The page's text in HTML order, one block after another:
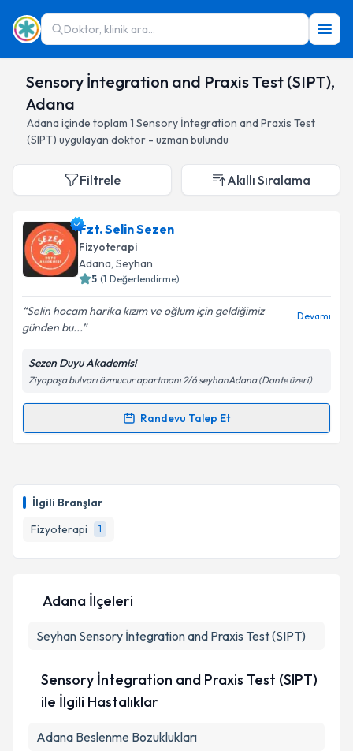
Doktor, klinik ara...
Sensory İntegration and Praxis Test (SIPT),
Adana
Adana içinde toplam 1 Sensory İntegration and Praxis Test
(SIPT) uygulayan doktor - uzman bulundu
İlgili Branşlar
Fizyoterapi
1
Filtrele Akıllı Sıralama
Fzt. Selin Sezen
Fizyoterapi
Adana, Seyhan
5 (1 Değerlendirme)
Selin hocam harika kızım ve oğlum için geldiğimiz
günden bu...
Devamı
Sezen Duyu Akademisi
Ziyapaşa bulvarı özmucur apartmanı 2/6 seyhanAdana (Dante üzeri)
Randevu Talep Et
Randevu Takvimi Talebi
hazırlandığında e-posta ile bilgilendireceğiz.
E-posta Adresiniz
Metni'ni okudum ve kişisel verilerimin belirtilen
Takvim Talebini Gönder
Adana İlçeleri
Seyhan Sensory İntegration and Praxis Test (SIPT)
Sensory İntegration and Praxis Test (SIPT)
ile İlgili Hastalıklar
Adana Beslenme Bozuklukları